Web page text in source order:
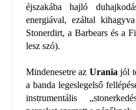
éjszakába hajló
energiával, ezáltal
Stonerdirt, a Barbears és a
lesz szó).
Mindenesetre az Urania jól
a banda legeslegelső
instrumentális